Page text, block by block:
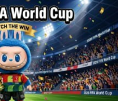
(第23届世界杯)官方网
| 注册 | 企业邮箱 | OA系统